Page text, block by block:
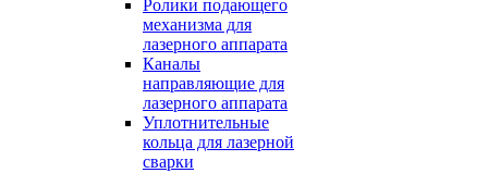
Ролики подающего
механизма для
лазерного аппарата
Каналы
направляющие для
лазерного аппарата
Уплотнительные
кольца для лазерной
сварки